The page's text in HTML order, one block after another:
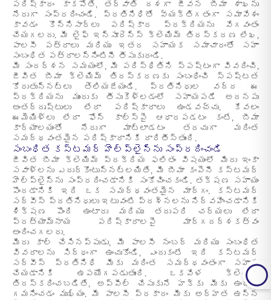
పరిష్కారం కాకపోతే, తర్వాతి దశగా జీవన బీమా శాఖను
నేరుగా సంప్రదించండి. ప్రతినిధితో వ్యక్తిగతంగా సమావేశం
కావడం కొన్నిసార్లు పరిష్కార ప్రక్రియను వేగవంతం
చేయగలదు. మీ లైఫ్ ఇన్సూరెన్స్ క్లెయిమ్ తిరస్కరణ లేఖ,
పాలసీ పత్రాలు మరియు ఇతర సహాయక సమాచారంతో సహా
సంబంధిత పత్రాలన్నింటినీ తీసుకురండి.
మీ సందర్శన సమయంలో, మీ పరిస్థితిని స్పష్టంగా వివరించి,
జీవిత బీమా క్లెయిమ్ తిరస్కరణకు సంబంధించి స్పష్టత
కోరుతున్నట్లు తెలియజేయండి. ప్రతినిధుల వద్ద ఈ
ప్రక్రియను ముందుకు తీసుకెళ్లడంలో సహాయపడే అదనపు
అంతర్దృష్టులు లేదా పరిష్కారాలు ఉండవచ్చు. కేవలం
ఈమెయిళ్లు లేదా ఫోన్ కాల్స్‌పై ఆధారపడటం కంటే, బీమా
కార్యాలయంతో నేరుగా మాట్లాడటం తరచుగా మరింత
సమర్థవంతమైన పరిష్కారానికి దారితీస్తుంది.
సంబంధిత కస్టమర్ హెల్ప్‌లైన్‌ను సంప్రదించండి
జీవిత బీమా క్లెయిమ్ ప్రక్రియ ఫలితం విషయంలో మీరు ఇంకా
సవాళ్లను ఎదుర్కొంటున్నట్లయితే, మీ బీమా కంపెనీ కస్టమర్
హెల్ప్‌లైన్‌ను సంప్రదించడానికి సంకోచించకండి. తక్షణ సహాయం
పొందడానికి ఇది ఒక సమర్థవంతమైన మార్గం. కస్టమర్
సర్వీస్ ప్రతినిధులు ఇటువంటి ప్రశ్నలను నిర్వహించడానికి
శిక్షణ పొంది ఉంటారు మరియు తదుపరి చర్యలు లేదా
ప్రత్యామ్నాయ పరిష్కారాలపై మార్గదర్శకత్వం
అందించగలరు.
మీరు కాల్ చేసినప్పుడు, మీ పాలసీ నంబర్ మరియు సంబంధిత
వివరాలను సిద్ధంగా ఉంచుకోండి, ఎందుకంటే ఇది కస్టమర్
సర్వీస్ ప్రతినిధి మీకు మరింత సమర్థవంతంగా సహాయం
చేయడానికి ఉపయోగపడుతుంది. ఒకవేళ క్లెయిమ్
తిరస్కరించబడితే, అప్పీల్ చేసుకునే హక్కు మీకు ఉందని
గమనించడం ముఖ్యం. మీ పాలసీ ప్రకారం మీకు అర్హత ఉన్న